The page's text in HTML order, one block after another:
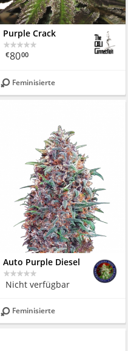
Purple Crack
€8000
Feminisierte
Auto Purple Diesel
Nicht verfügbar
Feminisierte